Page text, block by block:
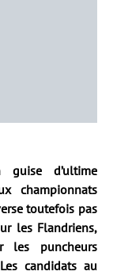
d’ultime
championnats
toutefois pas
les Flandriens,
les puncheurs
candidats au